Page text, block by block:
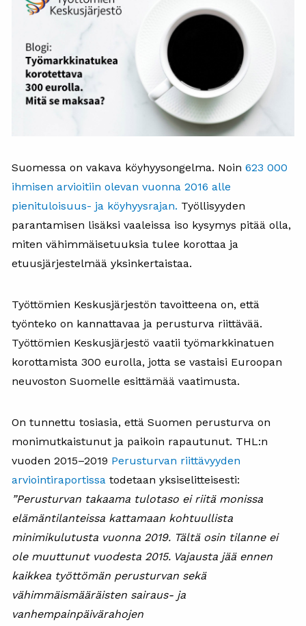
Suomessa on vakava köyhyysongelma. Noin 623 000
ihmisen arvioitiin olevan vuonna 2016 alle
pienituloisuus- ja köyhyysrajan. Työllisyyden
parantamisen lisäksi vaaleissa iso kysymys pitää olla,
miten vähimmäisetuuksia tulee korottaa ja
etuusjärjestelmää yksinkertaistaa.
Työttömien Keskusjärjestön tavoitteena on, että
työnteko on kannattavaa ja perusturva riittävää.
Työttömien Keskusjärjestö vaatii työmarkkinatuen
korottamista 300 eurolla, jotta se vastaisi Euroopan
neuvoston Suomelle esittämää vaatimusta.
On tunnettu tosiasia, että Suomen perusturva on
monimutkaistunut ja paikoin rapautunut. THL:n
vuoden 2015–2019 Perusturvan riittävyyden
arviointiraportissa todetaan yksiselitteisesti:
”Perusturvan takaama tulotaso ei riitä monissa
elämäntilanteissa kattamaan kohtuullista
minimikulutusta vuonna 2019. Tältä osin tilanne ei
ole muuttunut vuodesta 2015. Vajausta jää ennen
kaikkea työttömän perusturvan sekä
vähimmäismääräisten sairaus- ja
vanhempainpäivärahojen